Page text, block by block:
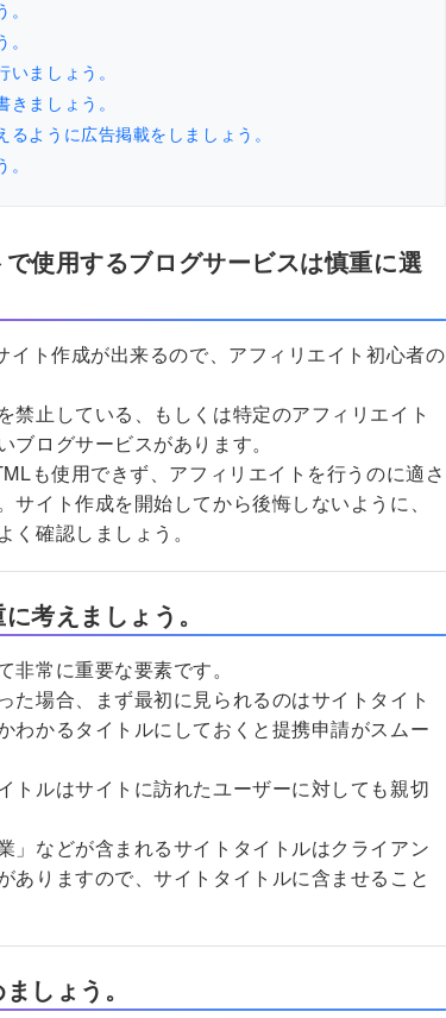
ましょう。
ましょう。
ように広告掲載をしましょう。
使用するブログサービスは慎重に選
イト作成が出来るので、アフィリエイト初心者の
禁止している、もしくは特定のアフィリエイト
ログサービスがあります。
も使用できず、アフィリエイトを行うのに適さ
イト作成を開始してから後悔しないように、
確認しましょう。
考えましょう。
常に重要な要素です。
た場合、まず最初に見られるのはサイトタイト
わかるタイトルにしておくと提携申請がスムー
トルはサイトに訪れたユーザーに対しても親切
」などが含まれるサイトタイトルはクライアン
ありますので、サイトタイトルに含ませること
しょう。